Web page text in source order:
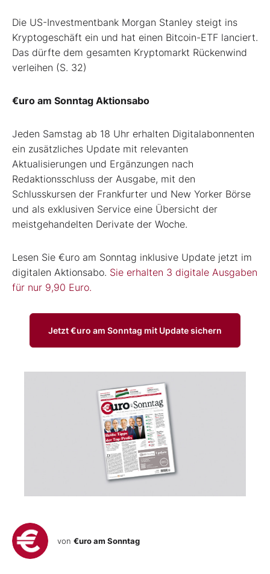
Die US-Investmentbank Morgan Stanley steigt ins
Kryptogeschäft ein und hat einen Bitcoin-ETF lanciert.
Das dürfte dem gesamten Kryptomarkt Rückenwind
verleihen (S. 32)
€uro am Sonntag Aktionsabo
Jeden Samstag ab 18 Uhr erhalten Digitalabonnenten
ein zusätzliches Update mit relevanten
Aktualisierungen und Ergänzungen nach
Redaktionsschluss der Ausgabe, mit den
Schlusskursen der Frankfurter und New Yorker Börse
und als exklusiven Service eine Übersicht der
meistgehandelten Derivate der Woche.
Lesen Sie €uro am Sonntag inklusive Update jetzt im
digitalen Aktionsabo. Sie erhalten 3 digitale Ausgaben
für nur 9,90 Euro.
Jetzt €uro am Sonntag mit Update sichern
von €uro am Sonntag